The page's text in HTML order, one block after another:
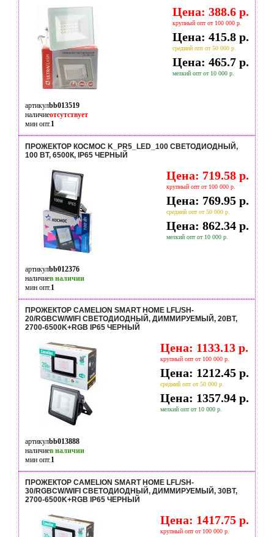
Цена: 388.6 р.
крупный опт от 100 000 р.
Цена: 415.8 р.
средний опт от 50 000 р.
Цена: 465.7 р.
мелкий опт от 10 000 р.
артикулbb013519
наличиеотсутствует
мин опт.1
ПРОЖЕКТОР КОСМОС K_PR5_LED_100 СВЕТОДИОДНЫЙ,
100 ВТ, 6500К, IP65 ЧЕРНЫЙ
Цена: 719.58 р.
крупный опт от 100 000 р.
Цена: 769.95 р.
средний опт от 50 000 р.
Цена: 862.34 р.
мелкий опт от 10 000 р.
артикулbb012376
наличиев наличии
мин опт.1
ПРОЖЕКТОР CAMELION SMART HOME LFL/SH-
20/RGBCW/WIFI СВЕТОДИОДНЫЙ, ДИММИРУЕМЫЙ, 20ВТ,
2700-6500K+RGB IP65 ЧЕРНЫЙ
Цена: 1133.13 р.
крупный опт от 100 000 р.
Цена: 1212.45 р.
средний опт от 50 000 р.
Цена: 1357.94 р.
мелкий опт от 10 000 р.
артикулbb013888
наличиев наличии
мин опт.1
ПРОЖЕКТОР CAMELION SMART HOME LFL/SH-
30/RGBCW/WIFI СВЕТОДИОДНЫЙ, ДИММИРУЕМЫЙ, 30ВТ,
2700-6500K+RGB IP65 ЧЕРНЫЙ
Цена: 1417.75 р.
крупный опт от 100 000 р.